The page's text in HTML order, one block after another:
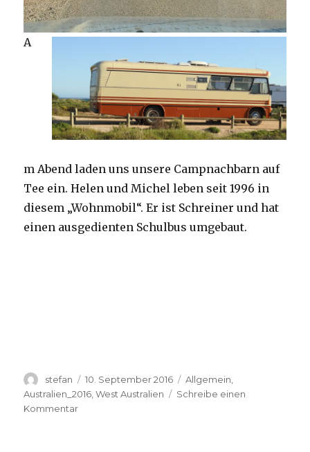
A
m Abend laden uns unsere Campnachbarn auf
Tee ein. Helen und Michel leben seit 1996 in
diesem „Wohnmobil“. Er ist Schreiner und hat
einen ausgedienten Schulbus umgebaut.
Autor
stefan
Veröffentlicht
am
10. September 2016 Kategorien
Allgemein
Australien_2016 ,West Australien
Schreibe einen
Kommentarzu